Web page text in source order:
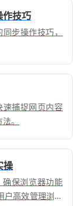
技巧
步操作技巧，
捕捉网页内容
。
操
保浏览器功能
户高效管理浏览